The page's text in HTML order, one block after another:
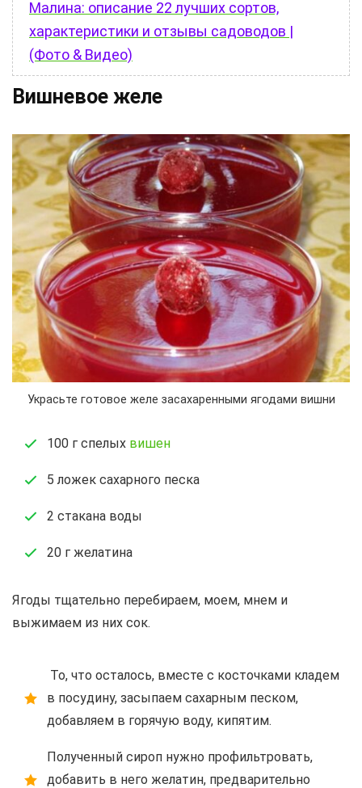
Малина: описание 22 лучших сортов,
характеристики и отзывы садоводов |
(Фото & Видео)
Вишневое желе
Украсьте готовое желе засахаренными ягодами вишни
100 г спелых вишен
5 ложек сахарного песка
2 стакана воды
20 г желатина
Ягоды тщательно перебираем, моем, мнем и
выжимаем из них сок.
То, что осталось, вместе с косточками кладем
в посудину, засыпаем сахарным песком,
добавляем в горячую воду, кипятим.
Полученный сироп нужно профильтровать,
добавить в него желатин, предварительно